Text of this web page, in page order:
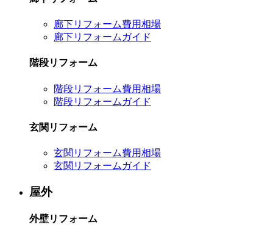
廊下リフォーム費用相場
廊下リフォームガイド
階段リフォーム
階段リフォーム費用相場
階段リフォームガイド
玄関リフォーム
玄関リフォーム費用相場
玄関リフォームガイド
屋外
外壁リフォーム